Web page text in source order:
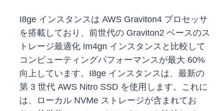
I8ge インスタンスは AWS Graviton4 プロセッサ
を搭載しており、前世代の Graviton2 ベースのス
トレージ最適化 Im4gn インスタンスと比較して
コンピューティングパフォーマンスが最大 60%
向上しています。I8ge インスタンスは、最新の
第 3 世代 AWS Nitro SSD を使用します。これに
は、ローカル NVMe ストレージが含まれてお